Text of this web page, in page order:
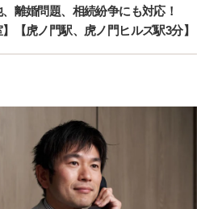
離婚問題、相続紛争にも対応！
【虎ノ門駅、虎ノ門ヒルズ駅3分】